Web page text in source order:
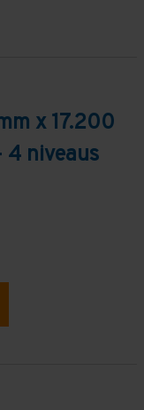
x 17.200
4 niveaus